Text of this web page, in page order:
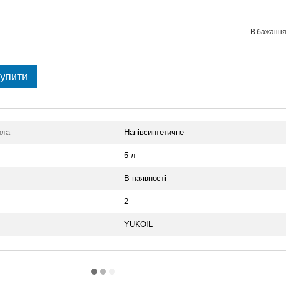
В бажання
Напівсинтетичне
5 л
В наявності
2
YUKOIL